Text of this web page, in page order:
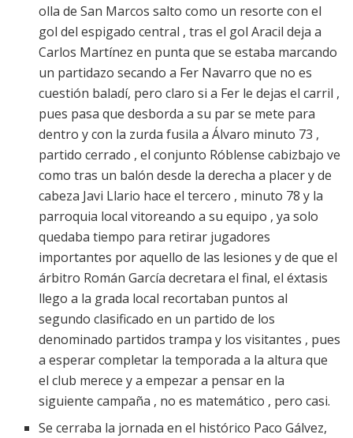
olla de San Marcos salto como un resorte con el
gol del espigado central , tras el gol Aracil deja a
Carlos Martínez en punta que se estaba marcando
un partidazo secando a Fer Navarro que no es
cuestión baladí, pero claro si a Fer le dejas el carril ,
pues pasa que desborda a su par se mete para
dentro y con la zurda fusila a Álvaro minuto 73 ,
partido cerrado , el conjunto Róblense cabizbajo ve
como tras un balón desde la derecha a placer y de
cabeza Javi Llario hace el tercero , minuto 78 y la
parroquia local vitoreando a su equipo , ya solo
quedaba tiempo para retirar jugadores
importantes por aquello de las lesiones y de que el
árbitro Román García decretara el final, el éxtasis
llego a la grada local recortaban puntos al
segundo clasificado en un partido de los
denominado partidos trampa y los visitantes , pues
a esperar completar la temporada a la altura que
el club merece y a empezar a pensar en la
siguiente campaña , no es matemático , pero casi.
Se cerraba la jornada en el histórico Paco Gálvez,